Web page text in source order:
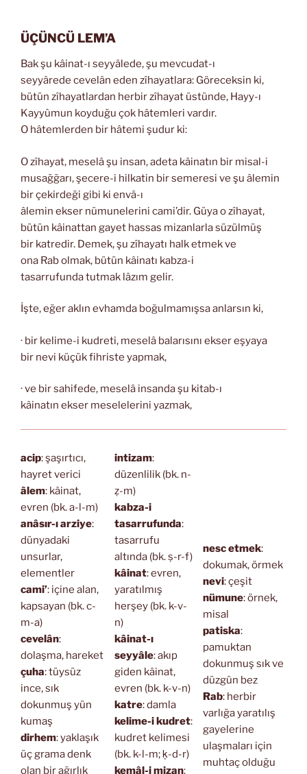
ÜÇÜNCÜ LEM’A
Bak şu kâinat-ı seyyâlede, şu mevcudat-ı
seyyârede cevelân eden zîhayatlara: Göreceksin ki,
bütün zîhayatlardan herbir zîhayat üstünde, Hayy-ı
Kayyûmun koyduğu çok hâtemleri vardır.
O hâtemlerden bir hâtemi şudur ki:
O zîhayat, meselâ şu insan, adeta kâinatın bir misal-i
musağğarı, şecere-i hilkatin bir semeresi ve şu âlemin
bir çekirdeği gibi ki envâ-ı
âlemin ekser nümunelerini cami’dir. Güya o zîhayat,
bütün kâinattan gayet hassas mizanlarla süzülmüş
bir katredir. Demek, şu zîhayatı halk etmek ve
ona Rab olmak, bütün kâinatı kabza-i
tasarrufunda tutmak lâzım gelir.
İşte, eğer aklın evhamda boğulmamışsa anlarsın ki,
· bir kelime-i kudreti, meselâ balarısını ekser eşyaya
bir nevi küçük fihriste yapmak,
· ve bir sahifede, meselâ insanda şu kitab-ı
kâinatın ekser meselelerini yazmak,
acip: şaşırtıcı,
hayret verici
âlem: kâinat,
evren (bk. a-l-m)
anâsır-ı arziye:
dünyadaki
unsurlar,
elementler
cami’: içine alan,
kapsayan (bk. c-
m-a)
cevelân:
dolaşma, hareket
çuha: tüysüz
ince, sık
dokunmuş yün
kumaş
dirhem: yaklaşık
üç grama denk
olan bir ağırlık
intizam:
düzenlilik (bk. n-
ẓ-m)
kabza-i
tasarrufunda:
tasarrufu
altında (bk. ṣ-r-f)
kâinat: evren,
yaratılmış
herşey (bk. k-v-
n)
kâinat-ı
seyyâle: akıp
giden kâinat,
evren (bk. k-v-n)
katre: damla
kelime-i kudret:
kudret kelimesi
(bk. k-l-m; ḳ-d-r)
kemâl-i mizan:
nesc etmek:
dokumak, örmek
nevi: çeşit
nümune: örnek,
misal
patiska:
pamuktan
dokunmuş sık ve
düzgün bez
Rab: herbir
varlığa yaratılış
gayelerine
ulaşmaları için
muhtaç olduğu